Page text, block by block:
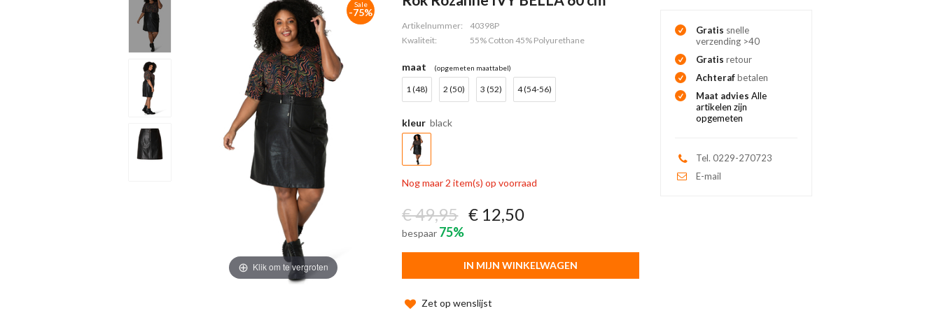
Klik om te vergroten
Sale
-75%
Artikelnummer:
40398P
Kwaliteit:
55% Cotton 45% Polyurethane
maat (opgemeten maattabel)
1 (48) 2 (50) 3 (52) 4 (54-56)
kleur black
Nog maar 2 item(s) op voorraad
€ 49,95 € 12,50
bespaar 75%
IN MIJN WINKELWAGEN
Zet op wenslijst
Gratis snelle
verzending >40
Gratis retour
Achterafbetalen
Maat adviesAlle
artikelen zijn
opgemeten
Tel. 0229-270723
E-mail